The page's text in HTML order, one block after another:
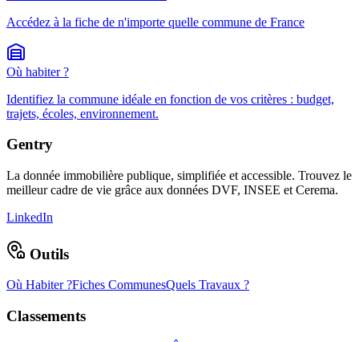
Accédez à la fiche de n'importe quelle commune de France
Où habiter ?
Identifiez la commune idéale en fonction de vos critères : budget,
trajets, écoles, environnement.
Gentry
La donnée immobilière publique, simplifiée et accessible. Trouvez le
meilleur cadre de vie grâce aux données DVF, INSEE et Cerema.
LinkedIn
Outils
Où Habiter ?Fiches CommunesQuels Travaux ?
Classements